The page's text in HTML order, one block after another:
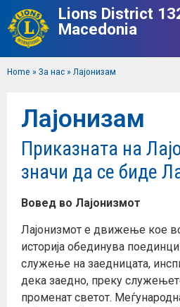
Lions District
Macedonia
Home » За нас» Лајонизам
Лајонизам
Приказната на
значи да се биде
Вовед во Лајонизмот
Лајонизмот е движење кое
историја обединува
служење на заедницата,
дека заедно, преку
променат светот.